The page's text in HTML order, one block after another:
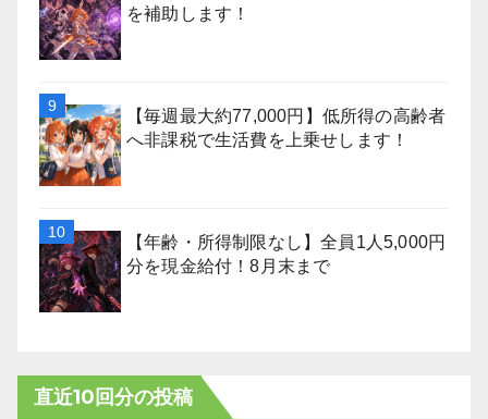
を補助します！
【毎週最大約77,000円】低所得の高齢者
へ非課税で生活費を上乗せします！
【年齢・所得制限なし】全員1人5,000円
分を現金給付！8月末まで
直近10回分の投稿